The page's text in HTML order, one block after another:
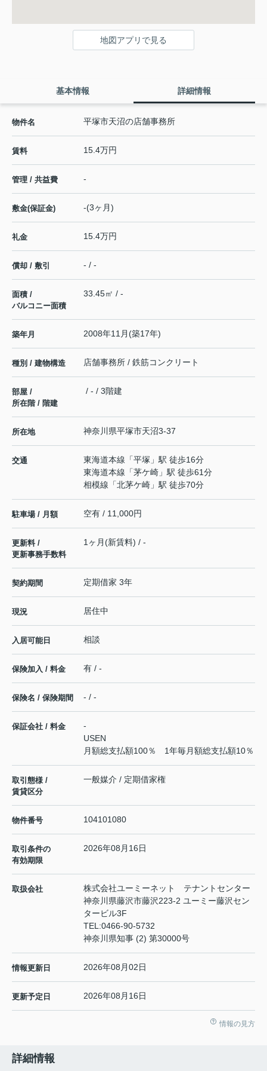
地図アプリで見る
基本情報 詳細情報
物件名 平塚市天沼の店舗事務所
賃料 15.4万円
管理 / 共益費 -
敷金(保証金) -(3ヶ月)
礼金 15.4万円
償却 / 敷引 - / -
面積 /
バルコニー面積
33.45㎡ / -
築年月 2008年11月(築17年)
種別 / 建物構造 店舗事務所 / 鉄筋コンクリート
部屋 /
所在階 / 階建
/ - / 3階建
所在地 神奈川県平塚市天沼3-37
交通 東海道本線 「平塚 」駅 徒歩16分
東海道本線 「茅ケ崎 」駅 徒歩61分
相模線 「北茅ケ崎 」駅 徒歩70分
駐車場 / 月額 空有 / 11,000円
更新料 /
更新事務手数料
1ヶ月(新賃料) / -
契約期間 定期借家 3年
現況 居住中
入居可能日 相談
保険加入 / 料金 有 / -
保険名 / 保険期間 - / -
保証会社 / 料金
-
USEN
月額総支払額100％ 1年毎月額総支払額10％
取引態様 /
賃貸区分
一般媒介 / 定期借家権
物件番号 104101080
取引条件の
有効期限
2026年08月16日
取扱会社
株式会社ユーミーネット テナントセンター
神奈川県藤沢市藤沢223-2 ユーミー藤沢セン
タービル3F
TEL:0466-90-5732
神奈川県知事 (2) 第30000号
情報更新日 2026年08月02日
更新予定日 2026年08月16日
情報の見方
詳細情報